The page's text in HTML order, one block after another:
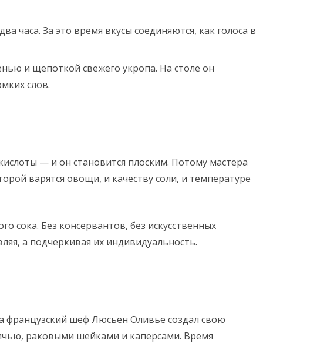
часа. За это время вкусы соединяются, как голоса в
и щепоткой свежего укропа. На столе он
слов.
— и он становится плоским. Потому мастера
варятся овощи, и качеству соли, и температуре
сока. Без консервантов, без искусственных
а подчеркивая их индивидуальность.
французский шеф Люсьен Оливье создал свою
раковыми шейками и каперсами. Время